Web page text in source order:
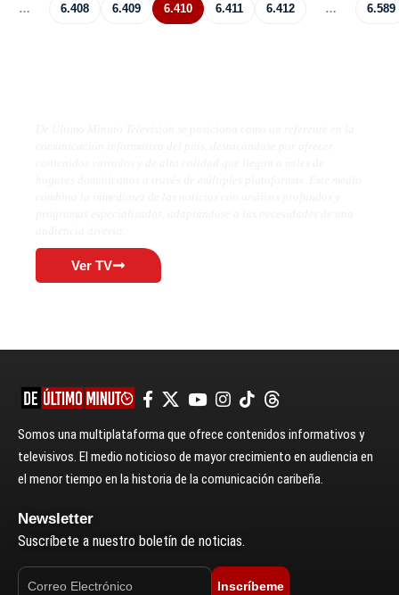
… 6.408 6.409 6.410 6.411 6.412 … 6.589
Ver TV
Somos una multiplataforma que ofrece contenidos informativos y
televisivos. El medio noticioso de mayor crecimiento en audiencia en
el menor tiempo en la historia de la comunicación caribeña.
Newsletter
Suscríbete a nuestro boletín de noticias.
Inscríbeme